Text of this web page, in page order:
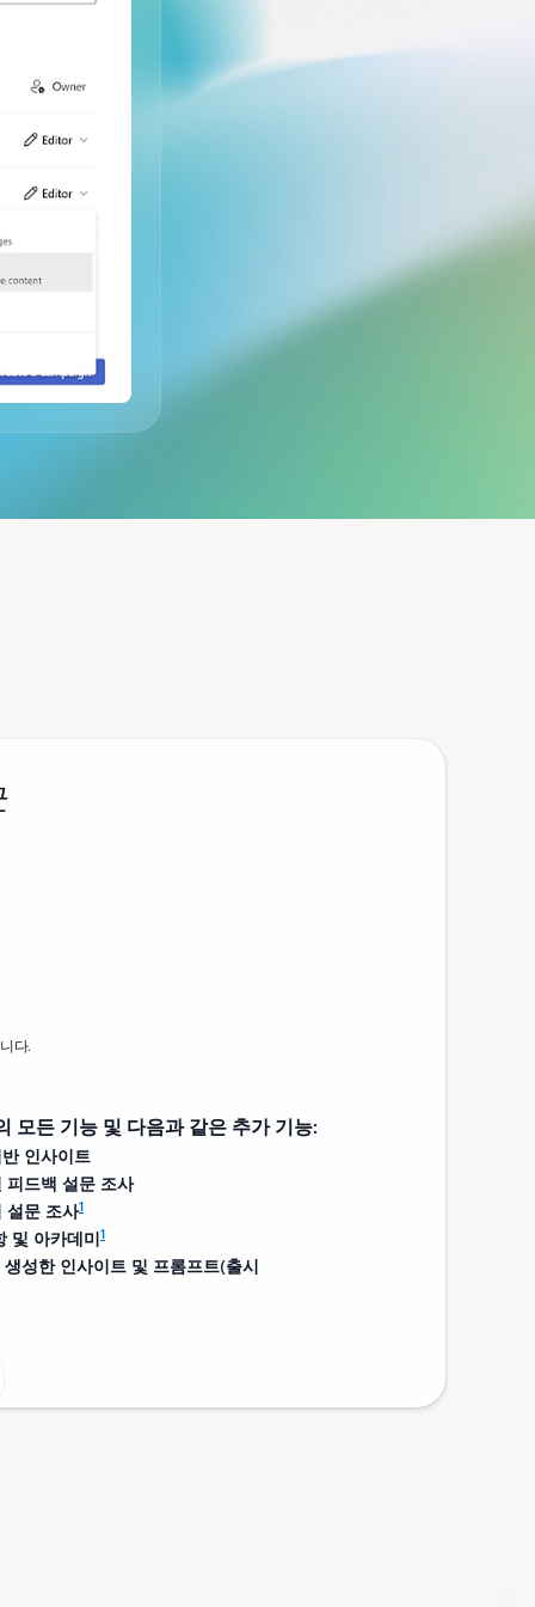
다.
모든 기능 및 다음과 같은 추가 기능:
인사이트
피드백 설문 조사
설문 조사1
및 아카데미1
성한 인사이트 및 프롬프트(출시